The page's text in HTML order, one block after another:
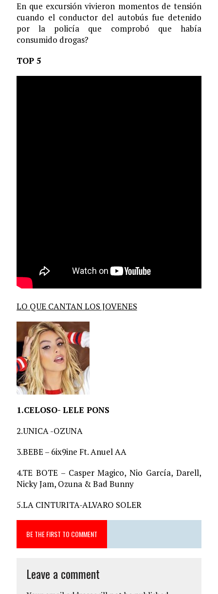
En que excursión vivieron momentos de tensión
cuando el conductor del autobús fue detenido
por la policía que comprobó que había
consumido drogas?
TOP 5
LO QUE CANTAN LOS JOVENES
1.CELOSO- LELE PONS
2.UNICA -OZUNA
3.BEBE – 6ix9ine Ft. Anuel AA
4.TE BOTE – Casper Magico, Nio García, Darell,
Nicky Jam, Ozuna & Bad Bunny
5.LA CINTURITA-ALVARO SOLER
BE THE FIRST TO COMMENT
Leave a comment